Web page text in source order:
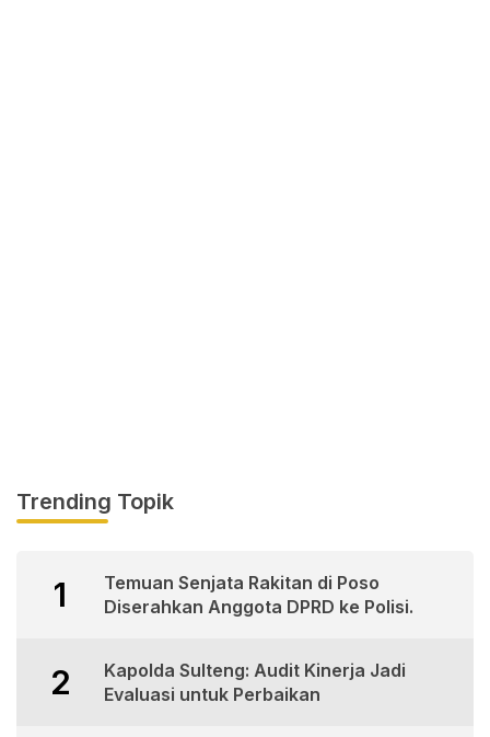
Trending Topik
1
Temuan Senjata Rakitan di Poso
Diserahkan Anggota DPRD ke Polisi.
2
Kapolda Sulteng: Audit Kinerja Jadi
Evaluasi untuk Perbaikan